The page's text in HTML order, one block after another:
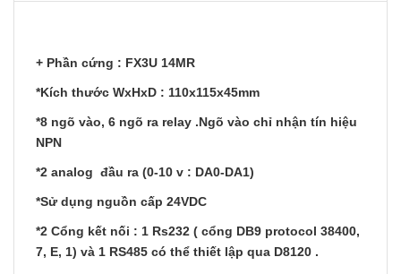
+ Phần cứng : FX3U 14MR
*Kích thước WxHxD : 110x115x45mm
*8 ngõ vào, 6 ngõ ra relay .Ngõ vào chỉ nhận tín hiệu
NPN
*2 analog đầu ra (0-10 v : DA0-DA1)
*Sử dụng nguồn cấp 24VDC
*2 Cổng kết nối : 1 Rs232 ( cổng DB9 protocol 38400,
7, E, 1) và 1 RS485 có thể thiết lập qua D8120 .